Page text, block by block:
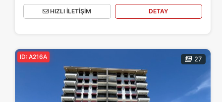
Apply
Close
HIZLI İLETİŞİM DETAY
27
ID: A216A